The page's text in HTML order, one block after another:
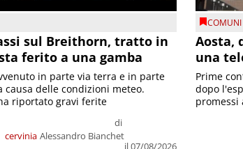
sul Breithorn, tratto in
ferito a una gamba
cervinia
di
Alessandro Bianchet
il 07/08/2026
in parte via terra e in parte
causa delle condizioni meteo.
riportato gravi ferite
COMUNI
Aosta,
una
Prime
dopo